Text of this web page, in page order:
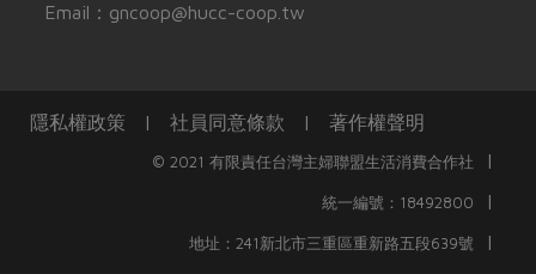
Email：gncoop@hucc-coop.tw
隱私權政策 | 社員同意條款 | 著作權聲明
© 2021 有限責任台灣主婦聯盟生活消費合作社 |
統一編號：18492800 |
地址：241新北市三重區重新路五段639號
|